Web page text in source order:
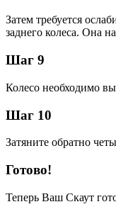
Затем требуется
заднего колеса. Она
Шаг 9
Колесо необходимо
Шаг 10
Затяните обратно
Готово!
Теперь Ваш Скаут